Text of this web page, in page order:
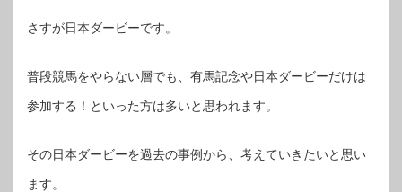
さすが日本ダービーです。
普段競馬をやらない層でも、有馬記念や日本ダービーだけは
参加する！といった方は多いと思われます。
その日本ダービーを過去の事例から、考えていきたいと思い
ます。